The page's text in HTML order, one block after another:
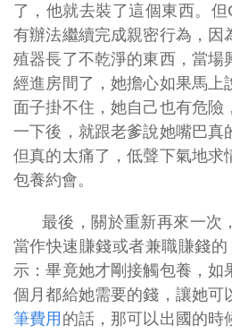
了，他就去裝了這個東西。
有辦法繼續完成親密行為，因
殖器長了不乾淨的東西，當場
經進房間了，她擔心如果馬上
面子掛不住，她自己也有危險
一下後，就跟老爹說她嘴巴真
但真的太痛了，低聲下氣地求
包養約會。
最後，關於重新再來一次
當作快速賺錢或者兼職賺錢
示：畢竟她才剛接觸包養，如
個月都給她需要的錢，讓她可
筆費用 的話，那可以出國的時